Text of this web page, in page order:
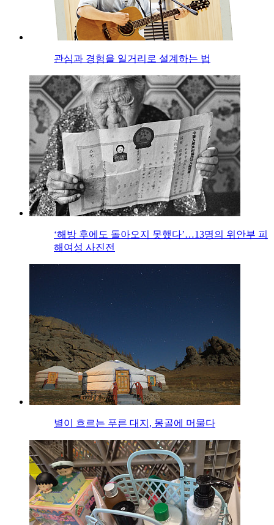
관심과 경험을 일거리로 설계하는 법
‘해방 후에도 돌아오지 못했다’…13명의 위안부 피
해여성 사진전
별이 흐르는 푸른 대지, 몽골에 머물다